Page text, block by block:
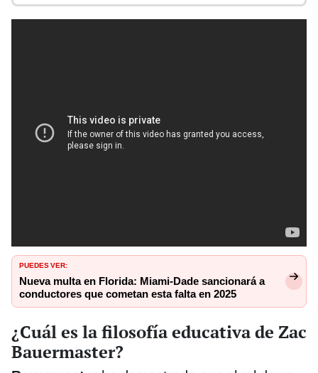
PUEDES VER:
Nueva multa en Florida: Miami-Dade sancionará a
conductores que cometan esta falta en 2025
¿Cuál es la filosofía educativa de Zac
Bauermaster?